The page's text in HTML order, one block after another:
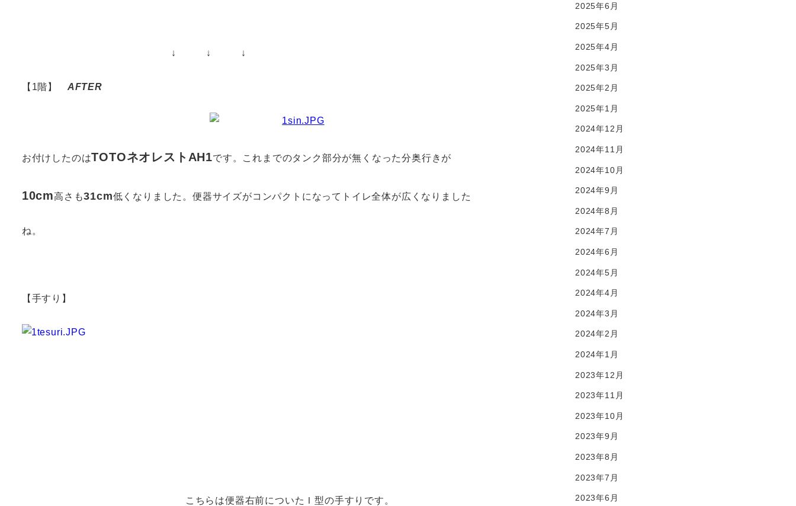
↓ ↓ ↓
【1階】 AFTER
お付けしたのはTOTOネオレストAH1です。これまでのタンク部分が無くなった分奥行きが
10cm高さ も31cm低くなりました。便器サイズがコンパクトになってトイレ全体が広くなりました
ね。
【手すり】
こちらは便器右前についたＩ型の手すりです。
2025年6月
2025年5月
2025年4月
2025年3月
2025年2月
2025年1月
2024年12月
2024年11月
2024年10月
2024年9月
2024年8月
2024年7月
2024年6月
2024年5月
2024年4月
2024年3月
2024年2月
2024年1月
2023年12月
2023年11月
2023年10月
2023年9月
2023年8月
2023年7月
2023年6月